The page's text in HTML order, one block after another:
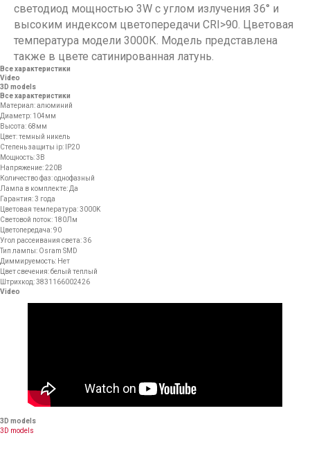
светодиод мощностью 3W с углом излучения 36° и
высоким индексом цветопередачи CRI>90. Цветовая
температура модели 3000К. Модель представлена
также в цвете сатинированная латунь.
Все характеристики
Video
3D models
Все характеристики
Материал: алюминий
Диаметр: 104мм
Высота: 68мм
Цвет: темный никель
Степень защиты ip: IP20
Мощность: 3В
Напряжение: 220В
Количество фаз: однофазный
Лампа в комплекте: Да
Гарантия: 3 года
Цветовая температура: 3000K
Световой поток: 180Лм
Цветопередача: 90
Угол рассеивания света: 36
Тип лампы: Osram SMD
Диммируемость: Нет
Цвет свечения: белый теплый
Штрихкод: 3831166002426
Video
3D models
3D models